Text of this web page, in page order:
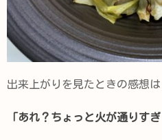
出来上がりを見たときの感想は
「あれ？ちょっと火が通りすぎ